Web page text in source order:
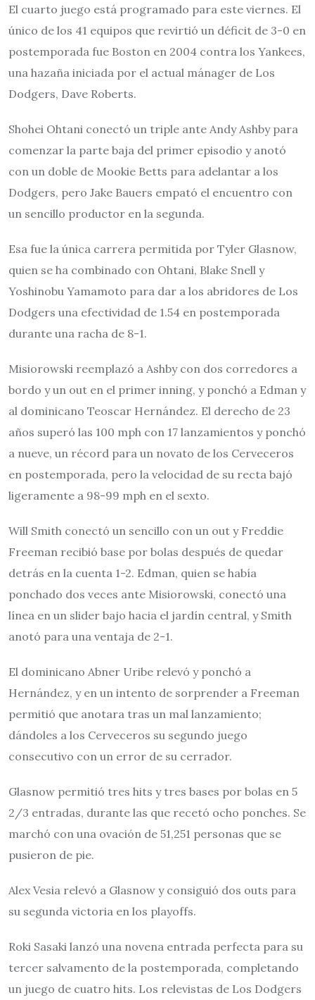
El cuarto juego está programado para este viernes. El
único de los 41 equipos que revirtió un déficit de 3-0 en
postemporada fue Boston en 2004 contra los Yankees,
una hazaña iniciada por el actual mánager de Los
Dodgers, Dave Roberts.
Shohei Ohtani conectó un triple ante Andy Ashby para
comenzar la parte baja del primer episodio y anotó
con un doble de Mookie Betts para adelantar a los
Dodgers, pero Jake Bauers empató el encuentro con
un sencillo productor en la segunda.
Esa fue la única carrera permitida por Tyler Glasnow,
quien se ha combinado con Ohtani, Blake Snell y
Yoshinobu Yamamoto para dar a los abridores de Los
Dodgers una efectividad de 1.54 en postemporada
durante una racha de 8-1.
Misiorowski reemplazó a Ashby con dos corredores a
bordo y un out en el primer inning, y ponchó a Edman y
al dominicano Teoscar Hernández. El derecho de 23
años superó las 100 mph con 17 lanzamientos y ponchó
a nueve, un récord para un novato de los Cerveceros
en postemporada, pero la velocidad de su recta bajó
ligeramente a 98-99 mph en el sexto.
Will Smith conectó un sencillo con un out y Freddie
Freeman recibió base por bolas después de quedar
detrás en la cuenta 1-2. Edman, quien se había
ponchado dos veces ante Misiorowski, conectó una
línea en un slider bajo hacia el jardín central, y Smith
anotó para una ventaja de 2-1.
El dominicano Abner Uribe relevó y ponchó a
Hernández, y en un intento de sorprender a Freeman
permitió que anotara tras un mal lanzamiento;
dándoles a los Cerveceros su segundo juego
consecutivo con un error de su cerrador.
Glasnow permitió tres hits y tres bases por bolas en 5
2/3 entradas, durante las que recetó ocho ponches. Se
marchó con una ovación de 51,251 personas que se
pusieron de pie.
Alex Vesia relevó a Glasnow y consiguió dos outs para
su segunda victoria en los playoffs.
Roki Sasaki lanzó una novena entrada perfecta para su
tercer salvamento de la postemporada, completando
un juego de cuatro hits. Los relevistas de Los Dodgers